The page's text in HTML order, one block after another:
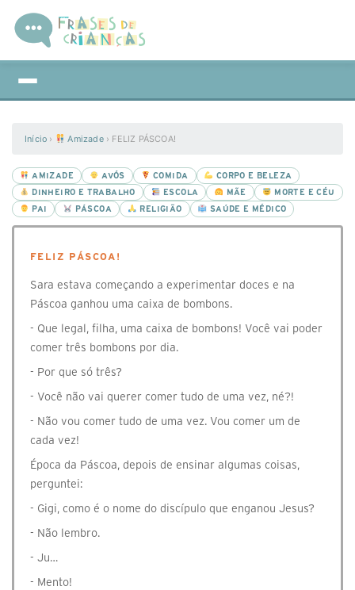
Início › Amizade › FELIZ PÁSCOA!
AMIZADE AVÓS COMIDA
CORPO E BELEZA
DINHEIRO E TRABALHO
ESCOLA MÃE
MORTE E CÉU
PAI
PÁSCOA RELIGIÃO SAÚDE E MÉDICO
FELIZ PÁSCOA!
Sara estava começando a experimentar doces e na
Páscoa ganhou uma caixa de bombons.
- Que legal, filha, uma caixa de bombons! Você vai poder
comer três bombons por dia.
- Por que só três?
- Você não vai querer comer tudo de uma vez, né?!
- Não vou comer tudo de uma vez. Vou comer um de
cada vez!
Época da Páscoa, depois de ensinar algumas coisas,
perguntei:
- Gigi, como é o nome do discípulo que enganou Jesus?
- Não lembro.
- Ju…
- Mento!